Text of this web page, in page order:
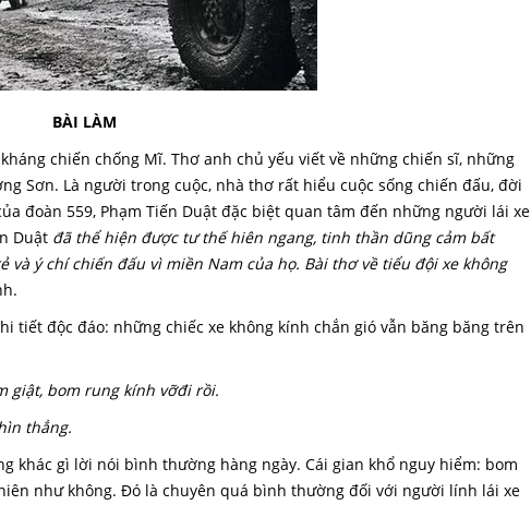
BÀI LÀM
chiến chống Mĩ. Thơ anh chủ yếu viết về những chiến sĩ, những
Sơn. Là người trong cuộc, nhà thơ rất hiểu cuộc sống chiến đấu, đời
đoàn 559, Phạm Tiến Duật đặc biệt quan tâm đến những người lái xe
Duật đã thể hiện được tư thế hiên ngang, tinh thần dũng cảm bất
ý chí chiến đấu vì miền Nam của họ. Bài thơ về tiểu đội xe không
độc đáo: những chiếc xe không kính chắn gió vẫn băng băng trên
giật, bom rung kính vỡđi rồi.
thẳng.
khác gì lời nói bình thường hàng ngày. Cái gian khổ nguy hiểm: bom
như không. Đó là chuyên quá bình thường đối với người lính lái xe